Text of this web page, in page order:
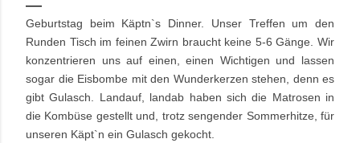
Geburtstag beim Käptn`s Dinner. Unser Treffen um den
Runden Tisch im feinen Zwirn braucht keine 5-6 Gänge. Wir
konzentrieren uns auf einen, einen Wichtigen und lassen
sogar die Eisbombe mit den Wunderkerzen stehen, denn es
gibt Gulasch. Landauf, landab haben sich die Matrosen in
die Kombüse gestellt und, trotz sengender Sommerhitze, für
unseren Käpt`n ein Gulasch gekocht.